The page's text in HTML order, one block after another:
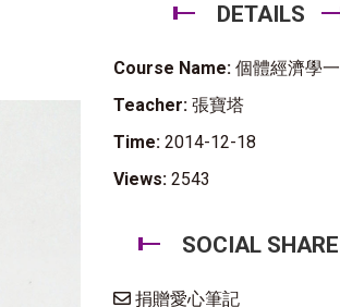
DETAILS
Course Name: 個體經濟學一
Teacher: 張寶塔
Time: 2014-12-18
Views: 2543
SOCIAL SHARE
捐贈愛心筆記